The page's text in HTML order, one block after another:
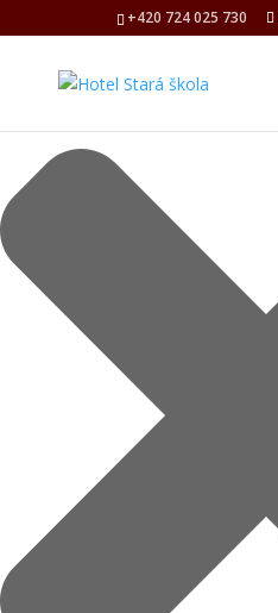
Spravovat Souhlas s cookies
+420 724 025 730